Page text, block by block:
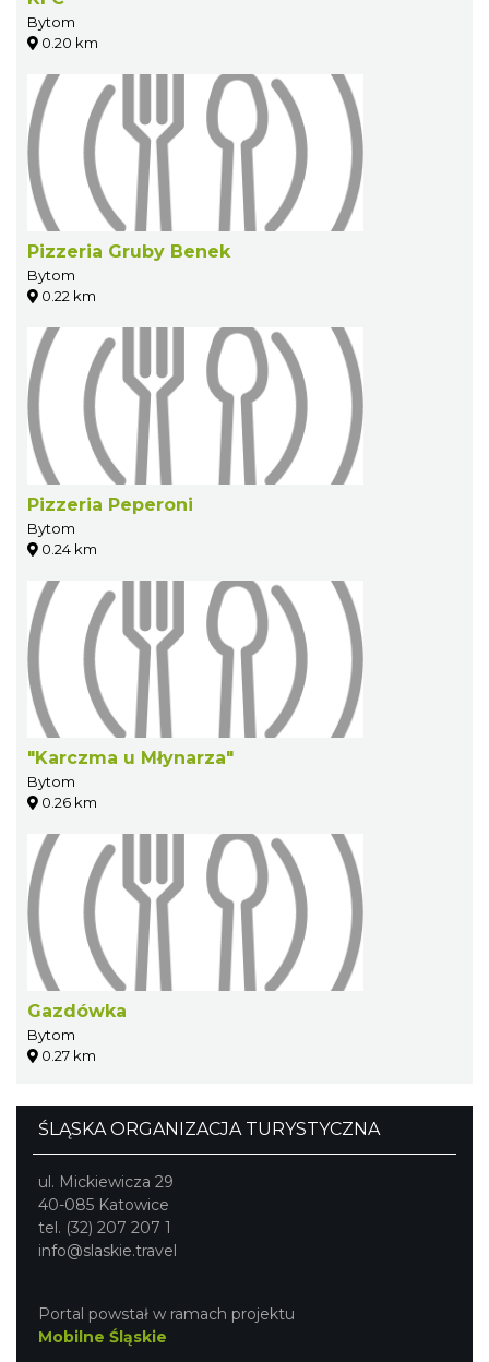
Bytom
0.20 km
Pizzeria Gruby Benek
Bytom
0.22 km
Pizzeria Peperoni
Bytom
0.24 km
"Karczma u Młynarza"
Bytom
0.26 km
Gazdówka
Bytom
0.27 km
ŚLĄSKA ORGANIZACJA TURYSTYCZNA
ul. Mickiewicza 29
40-085 Katowice
tel. (32) 207 207 1
info@slaskie.travel
Portal powstał w ramach projektu
Mobilne Śląskie